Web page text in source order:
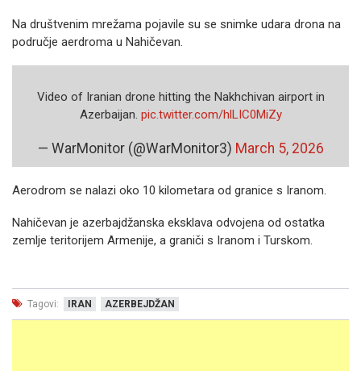
Na društvenim mrežama pojavile su se snimke udara drona na
područje aerdroma u Nahičevan.
Video of Iranian drone hitting the Nakhchivan airport in
Azerbaijan. pic.twitter.com/hlLIC0MiZy
— WarMonitor (@WarMonitor3) March 5, 2026
Aerodrom se nalazi oko 10 kilometara od granice s Iranom.
Nahičevan je azerbajdžanska eksklava odvojena od ostatka
zemlje teritorijem Armenije, a graniči s Iranom i Turskom.
Tagovi: IRAN AZERBEJDŽAN